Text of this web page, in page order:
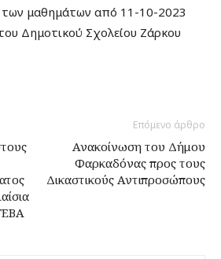
μαθημάτων από 11-10-2023
Δημοτικού Σχολείου Ζάρκου
Επόμενο άρθρο
Ανακοίνωση του Δήμου
Φαρκαδόνας προς τους
Δικαστικούς Αντιπροσώπους